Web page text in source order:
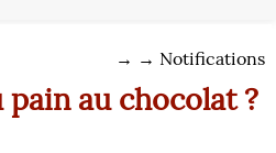
→ → Notifications
au chocolat ?